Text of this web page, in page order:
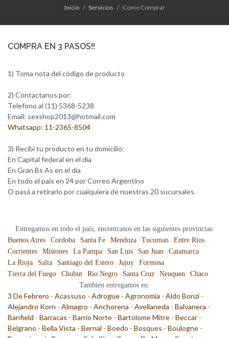
Inicio Servicios Como Comprar
COMPRA EN 3 PASOS!!
1) Toma nota del código de producto
2) Contactanos por:
Telefono al (11) 5368-5238
Email: sexshop2013@hotmail.com
Whatsapp: 11-2365-8504
3) Recibí tu producto en tu domicilio:
En Capital federal en el día
En Gran Bs As en el día
En todo el país en 24 por Correo Argentino
O pasá a retirarlo por cualquiera de nuestras 20 sucursales.
Entregamos en todo el país, encontranos en las siguientes provincias:
Buenos Aires
Cordoba Santa Fe Mendoza Tucuman
Entre Rios
Corrientes
Misiones La Pampa San Luis San Juan
Catamarca
La Rioja
Salta Santiago del Estero Jujuy
Formosa
Tierra del Fuego
Chubut Rio Negro Santa Cruz Neuquen
Chaco
También entregamos en:
3 De Febrero - Acassuso - Adrogue - Agronomia - Aldo Bonzi -
Alejandro Korn - Almagro - Anchorena - Avellaneda - Balvanera -
Banfield - Barracas - Barrio Norte - Bartolome Mitre - Beccar -
Belgrano - Bella Vista - Bernal - Boedo - Bosques - Boulogne -